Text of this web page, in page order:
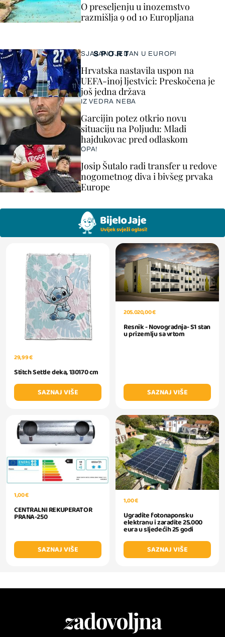
SPORT
SJAJAN TJEDAN U EUROPI
Hrvatska nastavila uspon na
UEFA-inoj ljestvici: Preskočena je
još jedna država
IZ VEDRA NEBA
Garcijin potez otkrio novu
situaciju na Poljudu: Mladi
hajdukovac pred odlaskom
OPA!
Josip Šutalo radi transfer u redove
nogometnog diva i bivšeg prvaka
Europe
O preseljenju u inozemstvo
razmišlja 9 od 10 Europljana
29,99 €
Stitch Settle deka, 130170 cm
SAZNAJ VIŠE
205.020,00 €
Resnik - Novogradnja- S1 stan
u prizemlju sa vrtom
SAZNAJ VIŠE
1,00 €
CENTRALNI REKUPERATOR
PRANA-250
SAZNAJ VIŠE
1,00 €
Ugradite fotonaponsku
elektranu i zaradite 25.000
eura u sljedećih 25 godi
SAZNAJ VIŠE